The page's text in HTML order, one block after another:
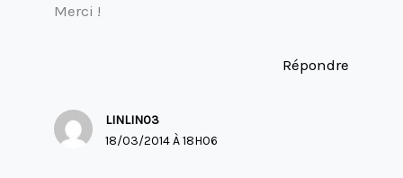
Merci !
Répondre
LINLIN03
18/03/2014 À 18H06